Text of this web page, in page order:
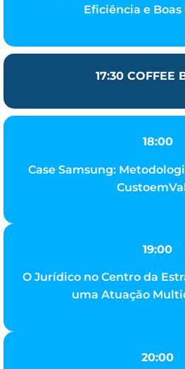
Eficiência e
17:30 COFFEE
18:00
Case Samsung:
19:00
O Jurídico no Centro da
uma Atuação
20:00